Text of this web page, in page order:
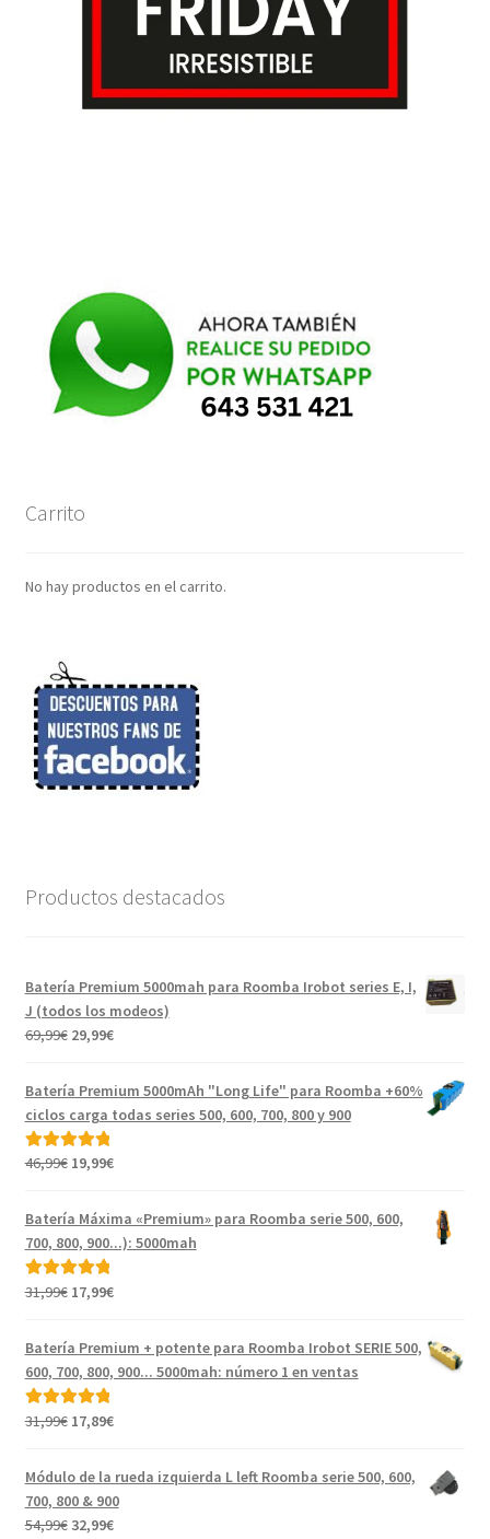
Carrito
No hay productos en el carrito.
Productos destacados
Batería Premium 5000mah para Roomba Irobot series E, I,
J (todos los modeos)
69,99€ El
original
69,99€.
29,99€El
actual
es:
Batería Premium 5000mAh "Long Life" para Roomba +60%
ciclos carga todas series 500, 600, 700, 800 y 900
Valorado con
46,99€ El
original
era:
46,99€.
19,99€El
actual
es:
19,99€.
Batería Máxima «Premium» para Roomba serie 500, 600,
700, 800, 900...): 5000mah
Valorado con
31,99€ El
original
era:
31,99€.
17,99€El
actual
es:
Batería Premium + potente para Roomba Irobot SERIE 500,
600, 700, 800, 900... 5000mah: número 1 en ventas
Valorado con
31,99€ El
original
17,89€El
actual
Módulo de la rueda izquierda L left Roomba serie 500, 600,
700, 800 & 900
54,99€ El
32,99€El